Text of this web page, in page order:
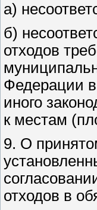
а)
б)
отходов
Федерации в
иного
к местам
9. О
отходов в